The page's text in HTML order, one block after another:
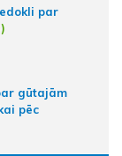
par
gūtajām
pēc